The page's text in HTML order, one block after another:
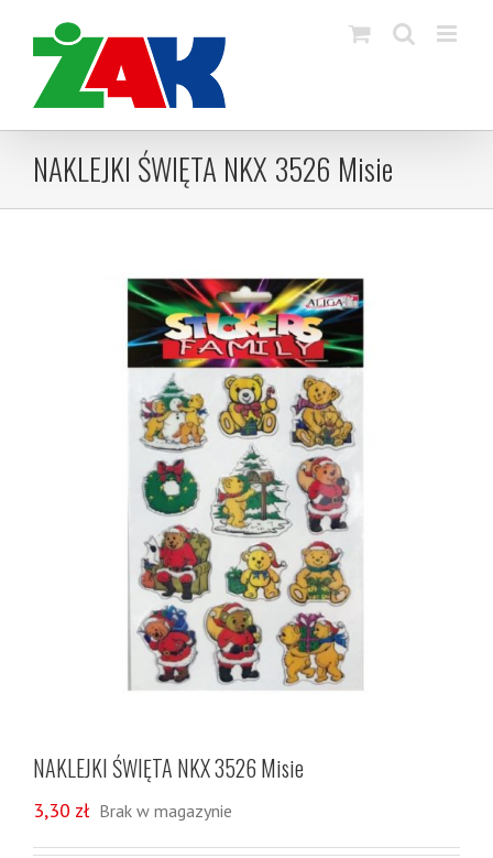
content
NAKLEJKI ŚWIĘTA NKX 3526 Misie
NAKLEJKI ŚWIĘTA NKX 3526 Misie
3,30 zł Brak w magazynie